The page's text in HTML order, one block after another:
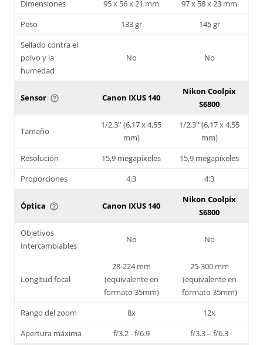
Dimensiones 95 x 56 x 21 mm
97 x 58 x 23 mm
Peso
133 gr
145 gr
Sellado contra el
polvo y la
humedad
No No
Sensor help_outline Canon IXUS 140
Nikon Coolpix
S6800
Tamaño
1/2,3'' (6,17 x 4,55
mm)
1/2,3'' (6,17 x 4,55
mm)
Resolución
15,9 megapíxeles
15,9 megapíxeles
Proporciones
4:3 4:3
Óptica help_outline Canon IXUS 140
Nikon Coolpix
S6800
Objetivos
Intercambiables
No No
Longitud focal
28-224 mm
(equivalente en
formato 35mm)
25-300 mm
(equivalente en
formato 35mm)
Rango del zoom
8x
12x
Apertura máxima
f/3.2 - f/6.9 f/3.3 – f/6.3